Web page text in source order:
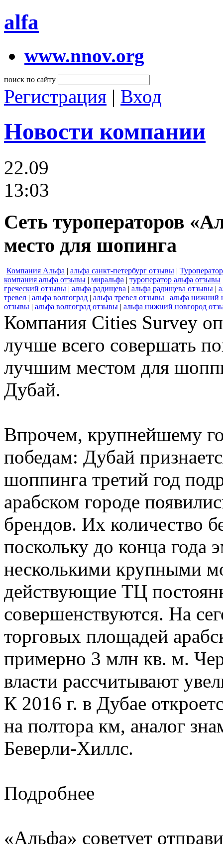
alfa
www.nnov.org
поиск по сайту
Регистрация | Вход
Новости компании
22.09
13:03
Сеть туроператоров
место для шопинга
Компания Альфа | альфа санкт-петербург отзывы |
компания альфа отзывы | миральфа | туроператор альфа отзывы
греческий отзывы | альфа радищева | альфа радищева отзывы |
тревел | альфа волгоград | альфа тревел отзывы | альфа нижний
отзывы | альфа волгоград отзывы | альфа нижний новгород
Компания Cities Survey
лучше всего совершать
лучшим местом для
Дубай.
Впрочем, крупнейшему
победам: Дубай
шоппинга третий год
арабском городе
брендов. Их количество
поскольку до конца года
несколькими крупными
действующие ТЦ
совершенствуются. На
торговых площадей
примерно 3 млн кв. м.
власти рассчитывают
К 2016 г. в Дубае
на полтора км, аналог
Беверли-Хиллс.
Подробнее
«Альфа» советует